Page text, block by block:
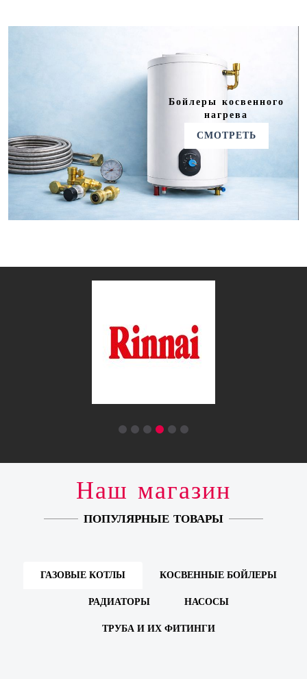
Бойлеры косвенного
нагрева
СМОТРЕТЬ
Наш магазин
ПОПУЛЯРНЫЕ ТОВАРЫ
ГАЗОВЫЕ КОТЛЫ КОСВЕННЫЕ БОЙЛЕРЫ
РАДИАТОРЫ НАСОСЫ
ТРУБА И ИХ ФИТИНГИ